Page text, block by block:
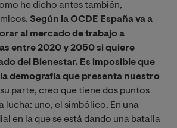
he dicho antes también,
Según la OCDE España va a
al mercado de trabajo a
entre 2020 y 2050 si quiere
del Bienestar. Es imposible que
demografía que presenta nuestro
parte, creo que tiene dos puntos
lucha: uno, el simbólico. En una
en la que se está dando una batalla